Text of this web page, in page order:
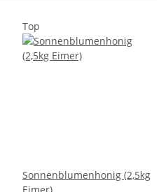
Top
Sonnenblumenhonig (2,5kg